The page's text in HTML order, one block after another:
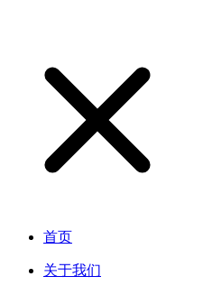
首页
关于我们